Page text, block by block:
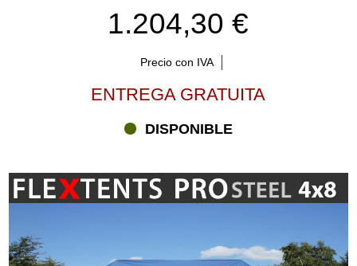
1.204,30 €
Precio con IVA
ENTREGA GRATUITA
DISPONIBLE